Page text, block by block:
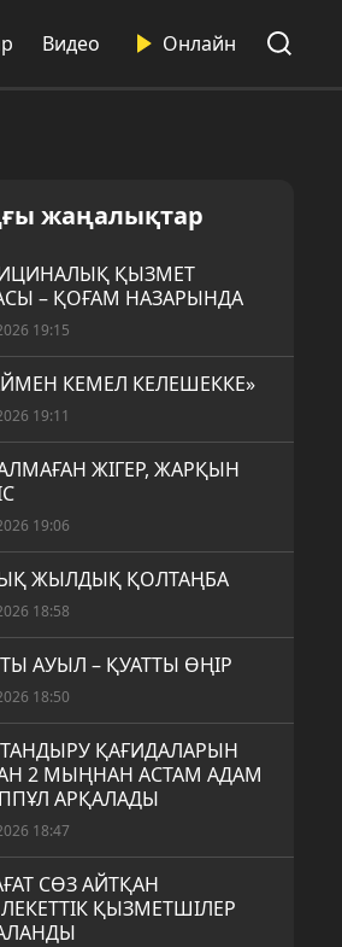
Видео Онлайн
жаңалықтар
ҚЫЗМЕТ
– ҚОҒАМ НАЗАРЫНДА
19:15
КЕМЕЛ КЕЛЕШЕККЕ»
19:11
ЖІГЕР, ЖАРҚЫН
19:06
ЖЫЛДЫҚ ҚОЛТАҢБА
18:58
АУЫЛ – ҚУАТТЫ ӨҢІР
18:50
ҚАҒИДАЛАРЫН
2 МЫҢНАН АСТАМ АДАМ
АРҚАЛАДЫ
18:47
СӨЗ АЙТҚАН
ҚЫЗМЕТШІЛЕР